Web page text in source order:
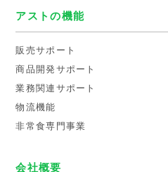
アストの機能
販売サポート
商品開発サポート
業務関連サポート
物流機能
非常食専門事業
会社概要